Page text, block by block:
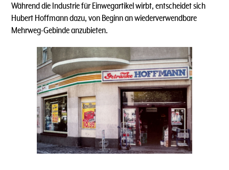
Während die Industrie für Einwegartikel wirbt, entscheidet sich
Hubert Hoffmann dazu, von Beginn an wiederverwendbare
Mehrweg-Gebinde anzubieten.